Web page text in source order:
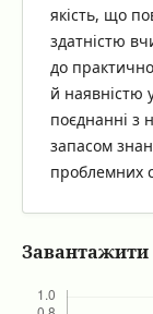
якість, що
здатністю
до
й наявністю
поєднанні з
запасом
проблемних
Завантажити